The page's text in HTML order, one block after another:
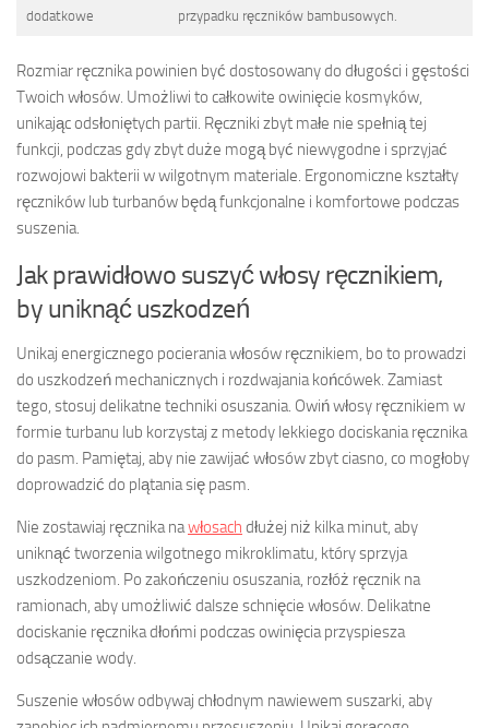
dodatkowe
przypadku ręczników bambusowych.
Rozmiar ręcznika powinien być dostosowany do długości i gęstości
Twoich włosów. Umożliwi to całkowite owinięcie kosmyków,
unikając odsłoniętych partii. Ręczniki zbyt małe nie spełnią tej
funkcji, podczas gdy zbyt duże mogą być niewygodne i sprzyjać
rozwojowi bakterii w wilgotnym materiale. Ergonomiczne kształty
ręczników lub turbanów będą funkcjonalne i komfortowe podczas
suszenia.
Jak prawidłowo suszyć włosy ręcznikiem,
by uniknąć uszkodzeń
Unikaj energicznego pocierania włosów ręcznikiem, bo to prowadzi
do uszkodzeń mechanicznych i rozdwajania końcówek. Zamiast
tego, stosuj delikatne techniki osuszania. Owiń włosy ręcznikiem w
formie turbanu lub korzystaj z metody lekkiego dociskania ręcznika
do pasm. Pamiętaj, aby nie zawijać włosów zbyt ciasno, co mogłoby
doprowadzić do plątania się pasm.
Nie zostawiaj ręcznika nawłosach dłużej niż kilka minut, aby
uniknąć tworzenia wilgotnego mikroklimatu, który sprzyja
uszkodzeniom. Po zakończeniu osuszania, rozłóż ręcznik na
ramionach, aby umożliwić dalsze schnięcie włosów. Delikatne
dociskanie ręcznika dłońmi podczas owinięcia przyspiesza
odsączanie wody.
Suszenie włosów odbywaj chłodnym nawiewem suszarki, aby